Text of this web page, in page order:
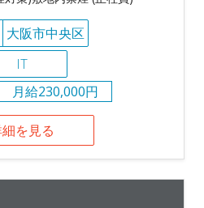
大阪市中央区
IT
月給230,000円
を見る